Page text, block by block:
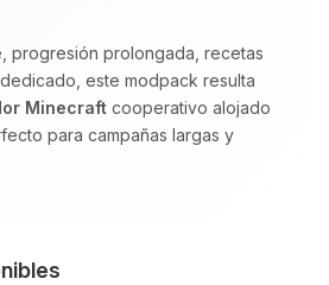
progresión prolongada, recetas
este modpack resulta
Minecraft cooperativo alojado
para campañas largas y